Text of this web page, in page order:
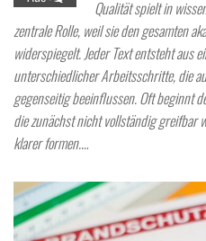
Qualität spielt in
zentrale Rolle, weil sie den gesamten
widerspiegelt. Jeder Text entsteht aus
unterschiedlicher Arbeitsschritte, die
gegenseitig beeinflussen. Oft beginnt
die zunächst nicht vollständig greifbar
klarer formen.…